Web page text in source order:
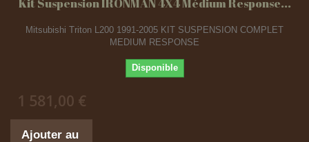
Mitsubishi Triton L200 1991-2005 KIT SUSPENSION COMPLET
MEDIUM RESPONSE
Disponible
1 581,00 €
Ajouter au